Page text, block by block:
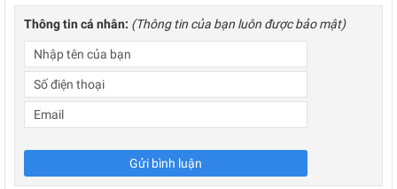
Thông tin cá nhân: (Thông tin của bạn luôn được bảo mật)
Gửi bình luận